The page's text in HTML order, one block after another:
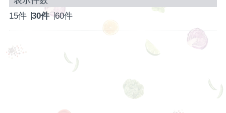
15件 30件 60件